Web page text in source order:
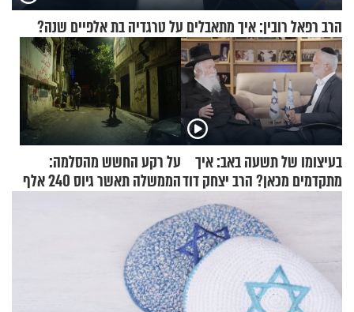
הרב רפאל רובין: איך מתאבלים על טרגדיה בת אלפיים שנה?
בעיצומו של תשעה באב: איך
מתקדמים מכאן? הרב יצחק דוד
גרוסמן בשיחה מיוחדת
על רקע החשש מהסלמה:
הממשלה תאשר גיוס 240 אלף